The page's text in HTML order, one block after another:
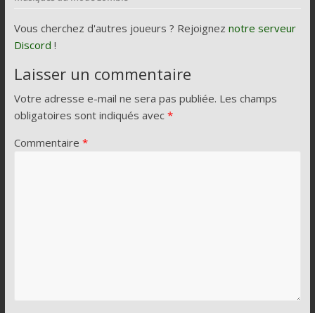
Vous cherchez d'autres joueurs ? Rejoignez notre serveur
Discord !
Laisser un commentaire
Votre adresse e-mail ne sera pas publiée. Les champs
obligatoires sont indiqués avec *
Commentaire *